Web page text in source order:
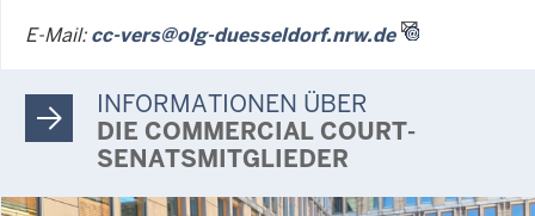
E-Mail:cc-vers@olg-duesseldorf.nrw.de
INFORMATIONEN ÜBER
DIE COMMERCIAL COURT-
SENATSMITGLIEDER